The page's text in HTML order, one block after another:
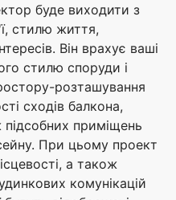
буде виходити з
стилю життя,
Він врахує ваші
стилю споруди і
розташування
сходів балкона,
приміщень
При цьому проект
а також
комунікацій